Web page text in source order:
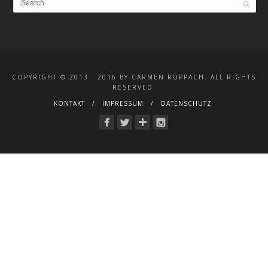
COPYRIGHT © 2013 - 2016 BY CARMEN RUPPACH. ALL RIGHTS
RESERVED.
KONTAKT
IMPRESSUM DATENSCHUTZ